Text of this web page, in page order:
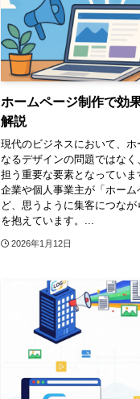
ホームページ制作で効
解説
現代のビジネスにおいて、
なるデザインの問題ではな
担う重要な要素となってい
企業や個人事業主が「ホー
ど、思うように集客につな
を抱えています。...
2026年1月12日